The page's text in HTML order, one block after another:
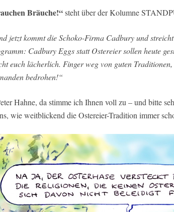
Bräuche!“steht über der Kolumne
jetzt kommt die Schoko-Firma Cadbury und
Cadbury Eggs statt Ostereier sollen heute
euch lächerlich. Finger weg von guten
bedrohen!“
Hahne, da stimme ich Ihnen voll zu – und bitte
wie weitblickend die Ostereier-Tradition immer